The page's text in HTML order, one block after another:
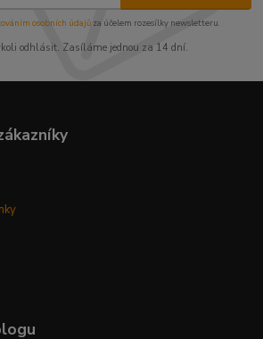
osobních údajůza účelem rozesílky newsletteru.
odhlásit. Zasíláme jednou za 14 dní.